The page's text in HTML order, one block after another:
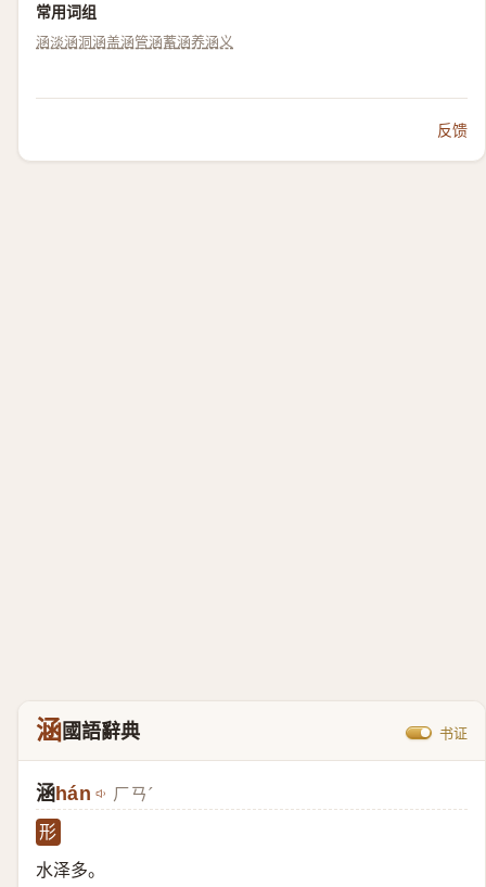
常用词组
涵淡涵洞涵盖涵管涵蓄涵养涵义
反馈
涵國語辭典 书证
涵hán ㄏㄢˊ
形
水泽多。